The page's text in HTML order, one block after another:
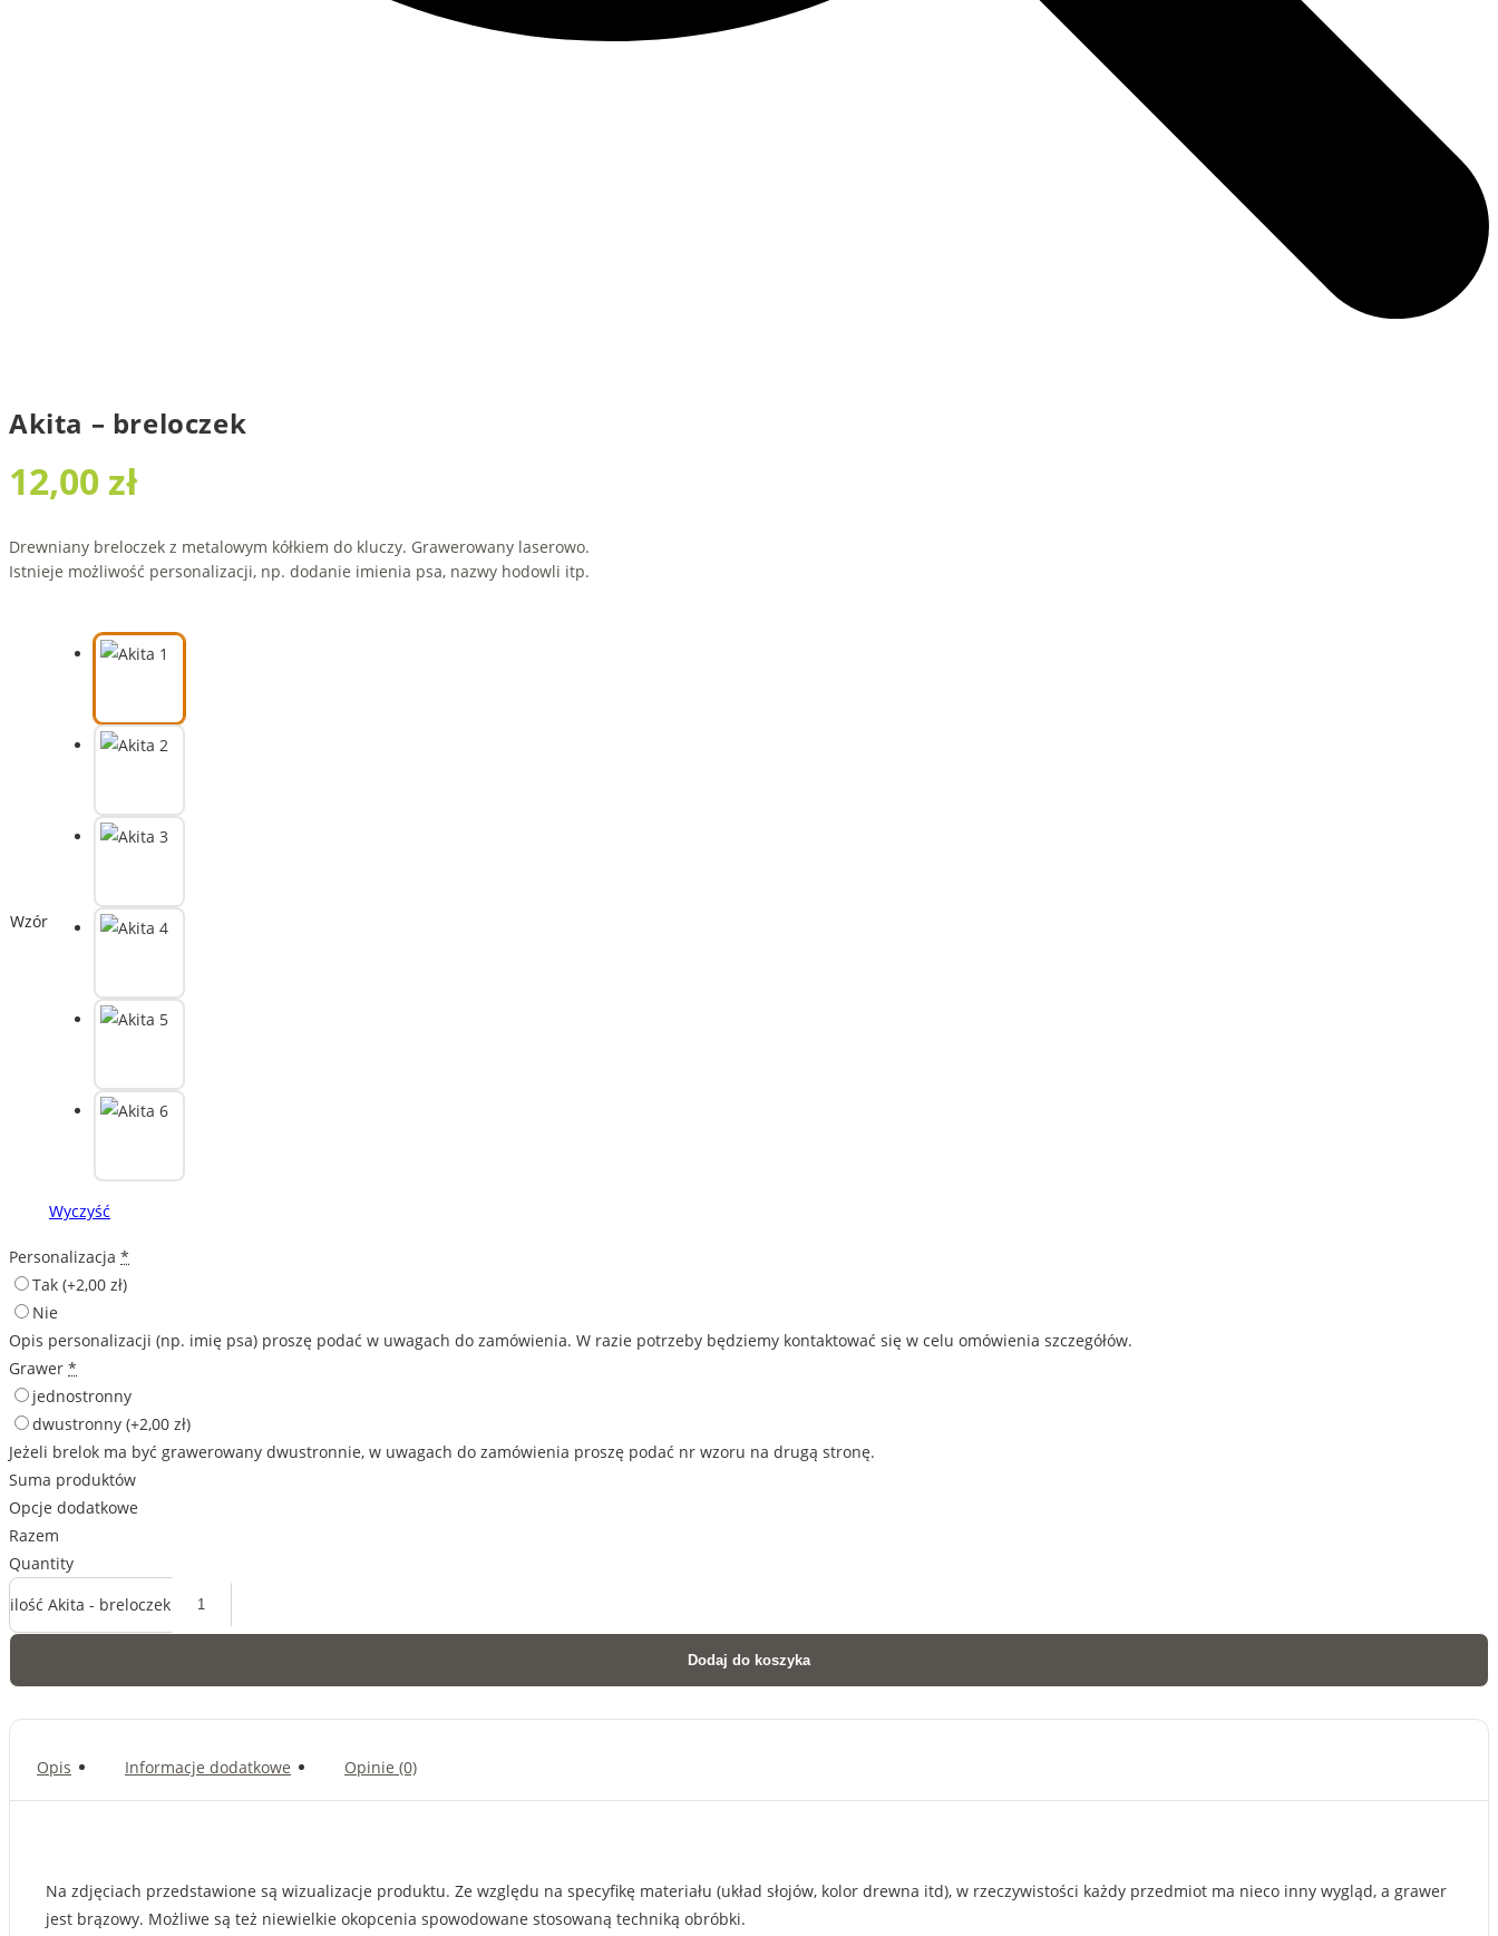
Akita – breloczek
12,00 zł
Drewniany breloczek z metalowym kółkiem do kluczy. Grawerowany laserowo.
Istnieje możliwość personalizacji, np. dodanie imienia psa, nazwy hodowli itp.
Wzór
Wyczyść
Personalizacja *
Tak (+2,00 zł)
Nie
Opis personalizacji (np. imię psa) proszę podać w uwagach do zamówienia. W razie potrzeby będziemy kontaktować się w celu omówienia szczegółów.
Grawer *
jednostronny
dwustronny (+2,00 zł)
Jeżeli brelok ma być grawerowany dwustronnie, w uwagach do zamówienia proszę podać nr wzoru na drugą stronę.
Suma produktów
Opcje dodatkowe
Razem
Quantity
ilość Akita - breloczek
Dodaj do koszyka
Opis Informacje dodatkowe Opinie (0)
Na zdjęciach przedstawione są wizualizacje produktu. Ze względu na specyfikę materiału (układ słojów, kolor drewna itd), w rzeczywistości każdy przedmiot ma nieco inny wygląd, a grawer
jest brązowy. Możliwe są też niewielkie okopcenia spowodowane stosowaną techniką obróbki.